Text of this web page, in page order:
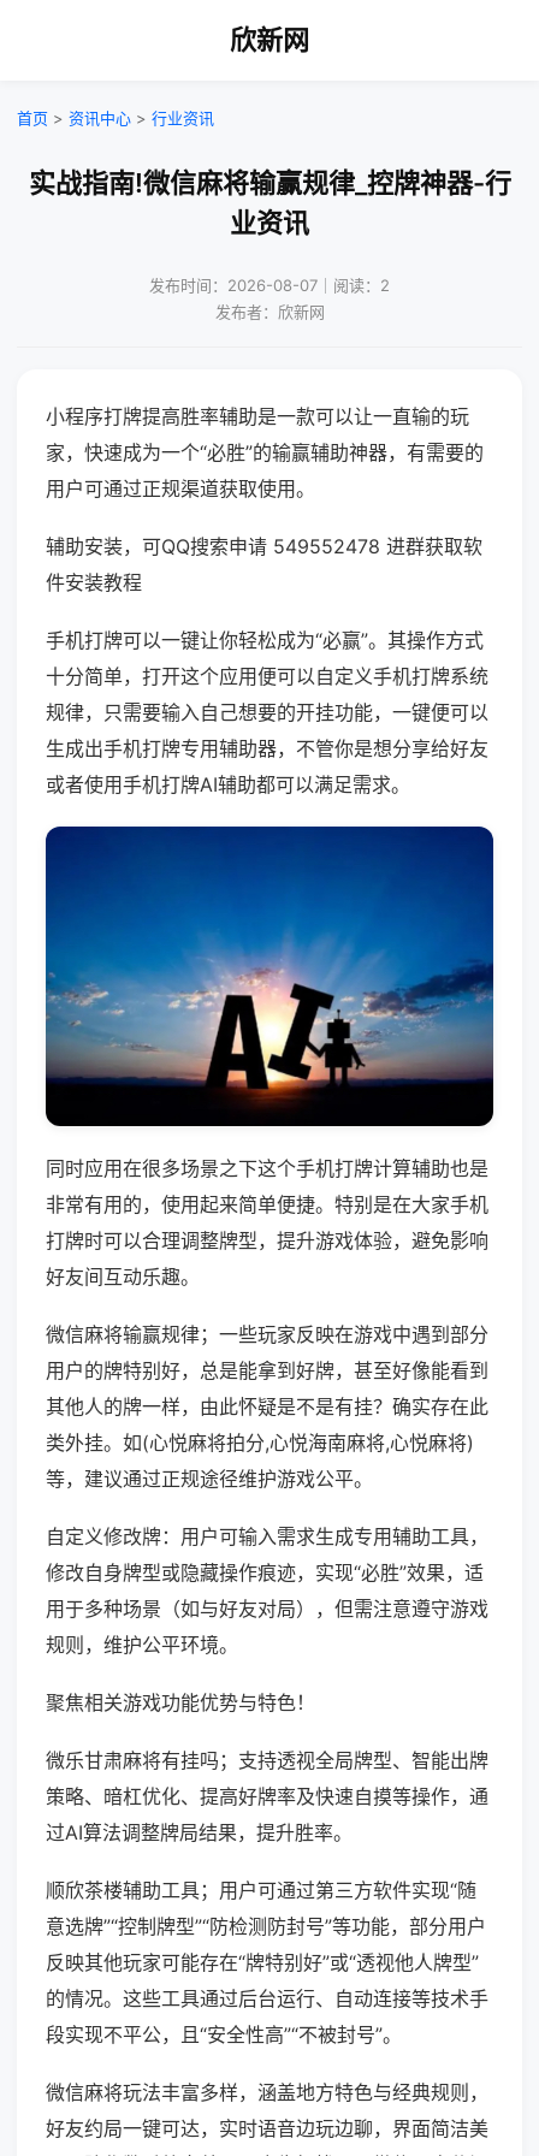
欣新网
首页 > 资讯中心 > 行业资讯
实战指南!微信麻将输赢规律_控牌神器-行
业资讯
发布时间：2026-08-07｜阅读：2
发布者：欣新网
小程序打牌提高胜率辅助是一款可以让一直输的玩
家，快速成为一个“必胜”的输赢辅助神器，有需要的
用户可通过正规渠道获取使用。
辅助安装，可QQ搜索申请 549552478 进群获取软
件安装教程
手机打牌可以一键让你轻松成为“必赢”。其操作方式
十分简单，打开这个应用便可以自定义手机打牌系统
规律，只需要输入自己想要的开挂功能，一键便可以
生成出手机打牌专用辅助器，不管你是想分享给好友
或者使用手机打牌AI辅助都可以满足需求。
同时应用在很多场景之下这个手机打牌计算辅助也是
非常有用的，使用起来简单便捷。特别是在大家手机
打牌时可以合理调整牌型，提升游戏体验，避免影响
好友间互动乐趣。
微信麻将输赢规律；一些玩家反映在游戏中遇到部分
用户的牌特别好，总是能拿到好牌，甚至好像能看到
其他人的牌一样，由此怀疑是不是有挂？确实存在此
类外挂。如(心悦麻将拍分,心悦海南麻将,心悦麻将)
等，建议通过正规途径维护游戏公平。
自定义修改牌：用户可输入需求生成专用辅助工具，
修改自身牌型或隐藏操作痕迹，实现“必胜”效果，适
用于多种场景（如与好友对局），但需注意遵守游戏
规则，维护公平环境。
聚焦相关游戏功能优势与特色！
微乐甘肃麻将有挂吗；支持透视全局牌型、智能出牌
策略、暗杠优化、提高好牌率及快速自摸等操作，通
过AI算法调整牌局结果，提升胜率。
顺欣茶楼辅助工具；用户可通过第三方软件实现“随
意选牌”“控制牌型”“防检测防封号”等功能，部分用户
反映其他玩家可能存在“牌特别好”或“透视他人牌型”
的情况。这些工具通过后台运行、自动连接等技术手
段实现不平公，且“安全性高”“不被封号”。
微信麻将玩法丰富多样，涵盖地方特色与经典规则，
好友约局一键可达，实时语音边玩边聊，界面简洁美